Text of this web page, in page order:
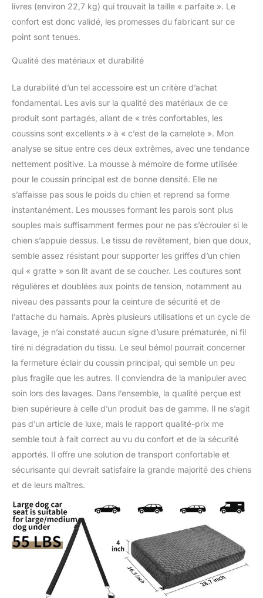
livres (environ 22,7 kg) qui trouvait la taille « parfaite ». Le
confort est donc validé, les promesses du fabricant sur ce
point sont tenues.
Qualité des matériaux et durabilité
La durabilité d’un tel accessoire est un critère d’achat
fondamental. Les avis sur la qualité des matériaux de ce
produit sont partagés, allant de « très confortables, les
coussins sont excellents » à « c’est de la camelote ». Mon
analyse se situe entre ces deux extrêmes, avec une tendance
nettement positive. La mousse à mémoire de forme utilisée
pour le coussin principal est de bonne densité. Elle ne
s’affaisse pas sous le poids du chien et reprend sa forme
instantanément. Les mousses formant les parois sont plus
souples mais suffisamment fermes pour ne pas s’écrouler si le
chien s’appuie dessus. Le tissu de revêtement, bien que doux,
semble assez résistant pour supporter les griffes d’un chien
qui « gratte » son lit avant de se coucher. Les coutures sont
régulières et doublées aux points de tension, notamment au
niveau des passants pour la ceinture de sécurité et de
l’attache du harnais. Après plusieurs utilisations et un cycle de
lavage, je n’ai constaté aucun signe d’usure prématurée, ni fil
tiré ni dégradation du tissu. Le seul bémol pourrait concerner
la fermeture éclair du coussin principal, qui semble un peu
plus fragile que les autres. Il conviendra de la manipuler avec
soin lors des lavages. Dans l’ensemble, la qualité perçue est
bien supérieure à celle d’un produit bas de gamme. Il ne s’agit
pas d’un article de luxe, mais le rapport qualité-prix me
semble tout à fait correct au vu du confort et de la sécurité
apportés. Il offre une solution de transport confortable et
sécurisante qui devrait satisfaire la grande majorité des chiens
et de leurs maîtres.